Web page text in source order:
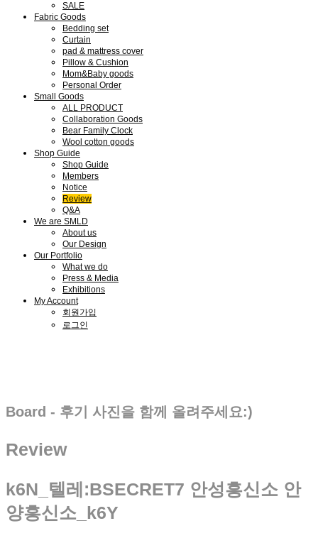
SALE
Fabric Goods
Bedding set
Curtain
pad & mattress cover
Pillow & Cushion
Mom&Baby goods
Personal Order
Small Goods
ALL PRODUCT
Collaboration Goods
Bear Family Clock
Wool cotton goods
Shop Guide
Shop Guide
Members
Notice
Review
Q&A
We are SMLD
About us
Our Design
Our Portfolio
What we do
Press & Media
Exhibitions
My Account
회원가입
로그인
Board - 후기 사진을 함께 올려주세요:)
Review
k6N_텔레:BSECRET7 안성흥신소 안
양흥신소_k6Y